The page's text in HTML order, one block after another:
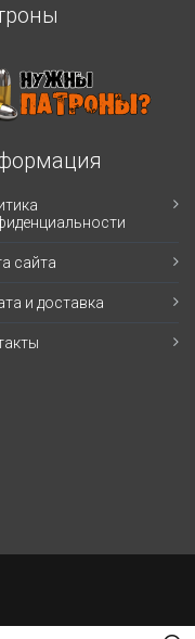
сайта
и доставка